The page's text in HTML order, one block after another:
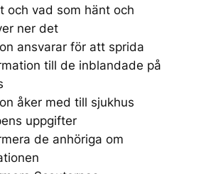
och vad som hänt och
ner det
ansvarar för att sprida
till de inblandade på
åker med till sjukhus
uppgifter
de anhöriga om